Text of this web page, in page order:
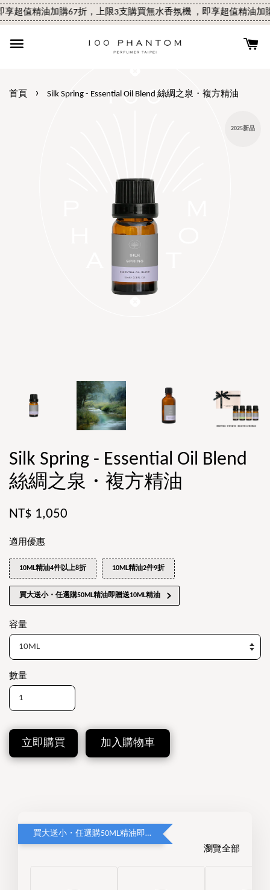
超值精油加購67折，上限3支購買無水香氛機 ，即享超值精油加購
首頁 › Silk Spring - Essential Oil Blend 絲綢之泉・複方精油
2025新品
Silk Spring - Essential Oil Blend
絲綢之泉・複方精油
NT$ 1,050
適用優惠
10ML精油4件以上8折 10ML精油2件9折
買大送小・任選購50ML精油即贈送10ML精油
容量
數量
立即購買 加入購物車
買大送小・任選購50ML精油即贈送10ML精油
瀏覽全部